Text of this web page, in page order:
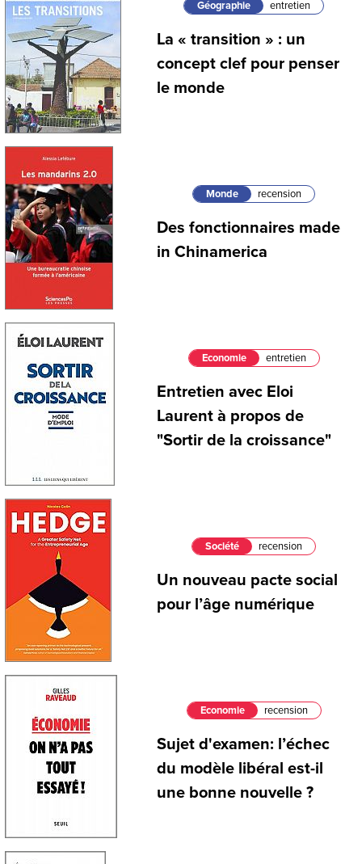
Géographie entretien
La « transition » : un
concept clef pour penser
le monde
Monde recension
Des fonctionnaires made
in Chinamerica
Economie entretien
Entretien avec Eloi
Laurent à propos de
"Sortir de la croissance"
Société recension
Un nouveau pacte social
pour l’âge numérique
Economie recension
Sujet d'examen: l’échec
du modèle libéral est-il
une bonne nouvelle ?